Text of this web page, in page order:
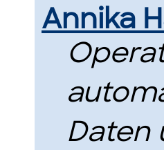
Annika
Daten